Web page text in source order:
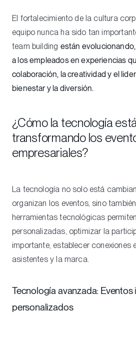
El fortalecimiento de la cultura
equipo nunca ha sido tan
team building están
a los empleados en experiencias
colaboración, la creatividad y el
bienestar y la diversión.
¿Cómo la tecnología
transformando los
empresariales?
La tecnología no solo está
organizan los eventos, sino
herramientas tecnológicas
personalizadas, optimizar la
importante, establecer conexiones
asistentes y la marca.
Tecnología avanzada:
personalizados